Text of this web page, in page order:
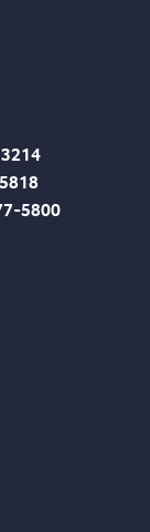
5800